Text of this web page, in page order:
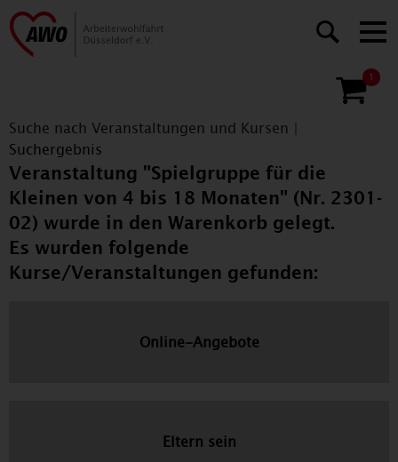
1
Suche nach Veranstaltungen und Kursen
Suchergebnis
Veranstaltung "Spielgruppe für die
Kleinen von 4 bis 18 Monaten" (Nr. 2301-
02) wurde in den Warenkorb gelegt.
Es wurden folgende
Kurse/Veranstaltungen gefunden:
Online-Angebote
Eltern sein